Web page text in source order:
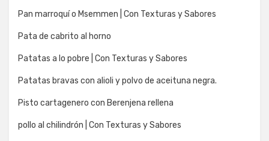
Pan marroquí o Msemmen | Con Texturas y Sabores
Pata de cabrito al horno
Patatas a lo pobre | Con Texturas y Sabores
Patatas bravas con alioli y polvo de aceituna negra.
Pisto cartagenero con Berenjena rellena
pollo al chilindrón | Con Texturas y Sabores